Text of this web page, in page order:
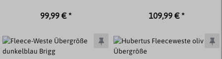
99,99 € * 109,99 € *